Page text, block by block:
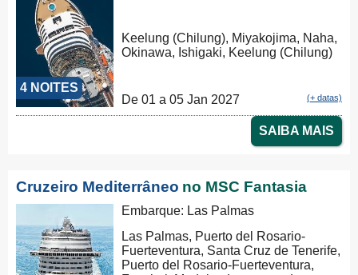
4 NOITES
Keelung (Chilung), Miyakojima, Naha,
Okinawa, Ishigaki, Keelung (Chilung)
De 01 a 05 Jan 2027 (+ datas)
SAIBA MAIS
Cruzeiro Mediterrâneo no MSC Fantasia
Embarque: Las Palmas
Las Palmas, Puerto del Rosario-
Fuerteventura, Santa Cruz de Tenerife,
Puerto del Rosario-Fuerteventura,